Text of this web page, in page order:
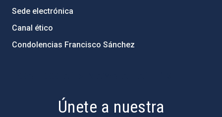
Sede electrónica
Canal ético
Condolencias Francisco Sánchez
Únete a nuestra